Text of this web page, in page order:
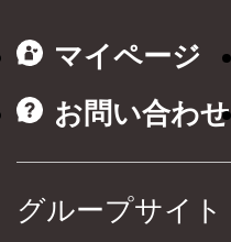
マイページ
お問い合わせ
グループサイト